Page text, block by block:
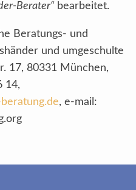
Berater“ bearbeitet.
Beratungs- und
und umgeschulte
17, 80331 München,
14,
, e-mail: